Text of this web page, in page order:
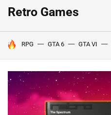
Retro Games
HOY SE HABLA DE
RPG GTA 6 GTA VI